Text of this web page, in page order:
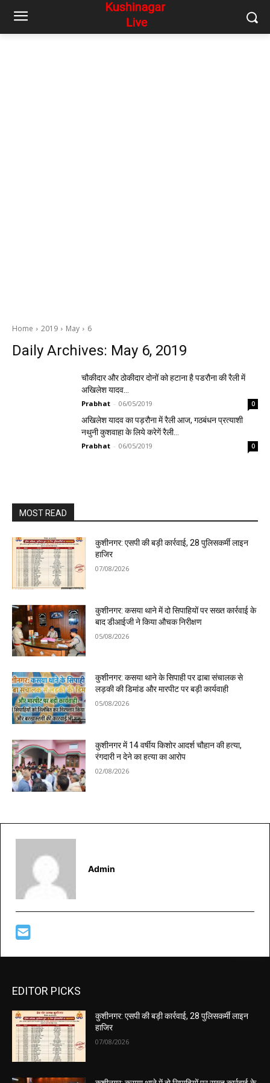
Home 2019 May 6
Daily Archives: May 6, 2019
चौकीदार और ठोकीदार दोनों को हटाना है पडरौना की रैली में
अखिलेश यादव…
Prabhat - 06/05/2019 0
अखिलेश यादव का पड़रौना में रैली आज, गठबंधन प्रत्याशी
नथुनी कुशवाहा के लिये करेगें रैली…
Prabhat - 06/05/2019 0
MOST READ
कुशीनगर: एसपी की बड़ी कार्रवाई, 28 पुलिसकर्मी लाइन
हाजिर
07/08/2026
कुशीनगर: कसया थाने में दो सिपाहियों पर सख्त कार्रवाई के
बाद डीआईजी ने किया औचक निरीक्षण
05/08/2026
कुशीनगर: कसया थाने के सिपाही पर ढाबा संचालक से
लड़की की डिमांड और मारपीट पर बड़ी कार्यवाही
05/08/2026
कुशीनगर में 14 वर्षीय किशोर आदर्श चौहान की हत्या,
रंगदारी न देने का हत्या का आरोप
02/08/2026
Admin
EDITOR PICKS
कुशीनगर: एसपी की बड़ी कार्रवाई, 28 पुलिसकर्मी लाइन
हाजिर
07/08/2026